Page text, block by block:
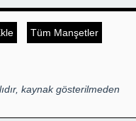
Tüm Manşetler
kaynak gösterilmeden